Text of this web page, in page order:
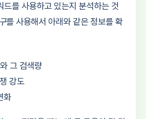
드를 사용하고 있는지 분석하는 것
를 사용해서 아래와 같은 정보를 확
그 검색량
강도
화